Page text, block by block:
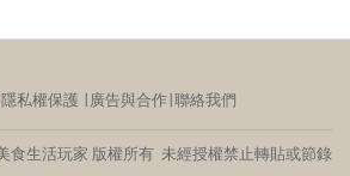
隱私權保護 ∣廣告與合作∣聯絡我們
食生活玩家 版權所有 未經授權禁止轉貼或節錄